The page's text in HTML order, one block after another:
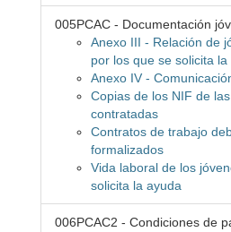
005PCAC - Documentación
Anexo III - Relación de
por los que se solicita la
Anexo IV -
Copias de los NIF de
contratadas
Contratos de trabajo
formalizados
Vida laboral de los
solicita la ayuda
006PCAC2 - Condiciones de